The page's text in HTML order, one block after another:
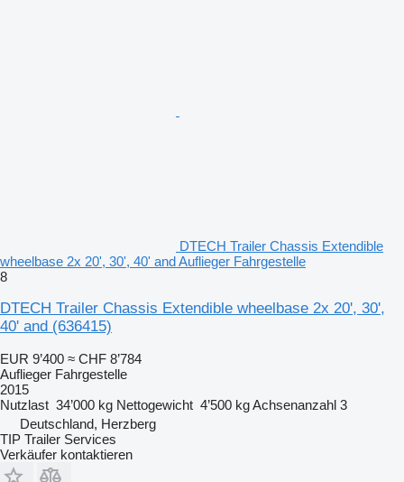
DTECH Trailer Chassis Extendible
wheelbase 2x 20', 30', 40' and Auflieger Fahrgestelle
8
DTECH Trailer Chassis Extendible wheelbase 2x 20', 30',
40' and (636415)
EUR 9’400 ≈ CHF 8’784
Auflieger Fahrgestelle
2015
Nutzlast 34’000 kg Nettogewicht 4’500 kgAchsenanzahl 3
Deutschland, Herzberg
TIP Trailer Services
Verkäufer kontaktieren